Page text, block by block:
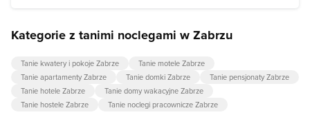
Kategorie z tanimi noclegami w Zabrzu
Tanie kwatery i pokoje Zabrze
Tanie motele Zabrze
Tanie apartamenty Zabrze
Tanie domki Zabrze
Tanie pensjonaty Zabrze
Tanie hotele Zabrze
Tanie domy wakacyjne Zabrze
Tanie hostele Zabrze
Tanie noclegi pracownicze Zabrze